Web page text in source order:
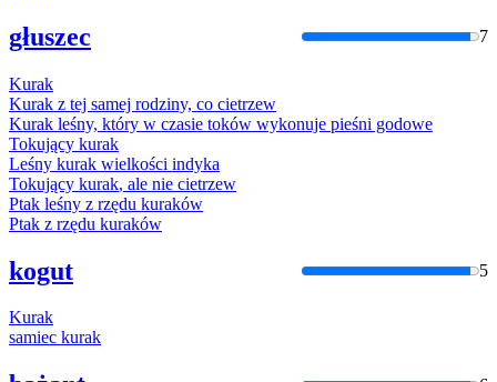
głuszec 7
Kurak
Kurak z tej samej rodziny, co cietrzew
Kurak leśny, który w czasie toków wykonuje pieśni godowe
Tokujący kurak
Leśny kurak wielkości indyka
Tokujący kurak, ale nie cietrzew
Ptak leśny z rzędu kuraków
Ptak z rzędu kuraków
kogut 5
Kurak
samiec kurak